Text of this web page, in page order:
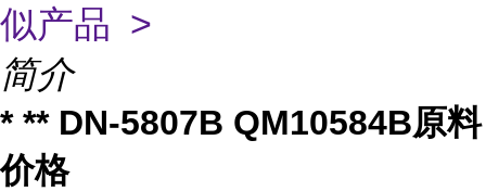
似产品 >
简介
* ** DN-5807B QM10584B原料
价格